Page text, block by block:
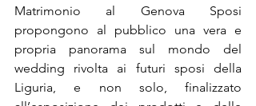
Matrimonio al Genova Sposi
propongono al pubblico una vera e
propria panorama sul mondo del
wedding rivolta ai futuri sposi della
Liguria, e non solo, finalizzato